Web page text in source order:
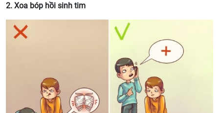
2. Xoa bóp hồi sinh tim